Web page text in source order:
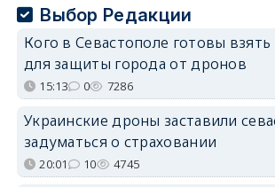
Выбор Редакции
Кого в Севастополе готовы взять
для защиты города от дронов
15:13 0 7286
Украинские дроны заставили
задуматься о страховании
20:01 10 4745